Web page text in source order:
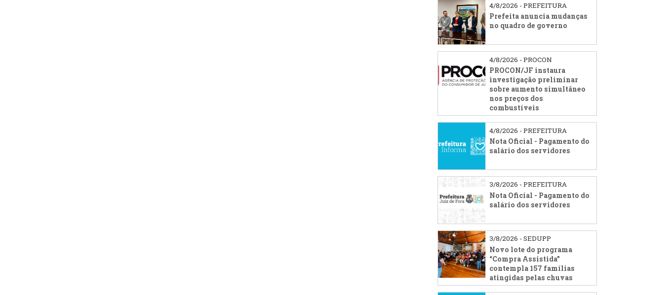
4/8/2026 - PREFEITURA
Prefeita anuncia mudanças
no quadro de governo
4/8/2026 - PROCON
PROCON/JF instaura
investigação preliminar
sobre aumento simultâneo
nos preços dos
combustíveis
4/8/2026 - PREFEITURA
Nota Oficial - Pagamento do
salário dos servidores
3/8/2026 - PREFEITURA
Nota Oficial - Pagamento do
salário dos servidores
3/8/2026 - SEDUPP
Novo lote do programa
“Compra Assistida”
contempla 157 famílias
atingidas pelas chuvas